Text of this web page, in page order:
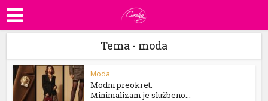
Tema - moda
Moda
Modni preokret:
Minimalizam je službeno...